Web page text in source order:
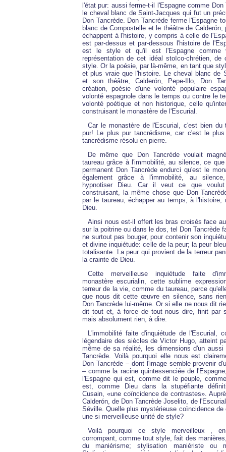
l'état pur: aussi ferme-t-il l'Espagne comme
le cheval blanc de Saint-Jacques qui fut un
Don Tancrède. Don Tancrède ferme l'Espagne
blanc de Compostelle et le théâtre de
échappent à l'histoire, y compris à celle de
est par-dessus et par-dessous l'histoire de
est le style et qu'il est l'Espagne comme
représentation de cet idéal stoïco-chrétien, de
style. Or la poésie, par là-même, en tant que
et plus vraie que l'histoire. Le cheval blanc de
et son théâtre, Calderón, Pepe-Illo, Don
création, poésie d'une volonté populaire
volonté espagnole dans le temps ou contre le
volonté poétique et non historique, celle
construisant le monastère de l'Escurial.
Car le monastère de l'Escurial, c'est bien du
pur! Le plus pur tancrédisme, car c'est le plus
tancrédisme résolu en pierre.
De même que Don Tancrède voulait
taureau grâce à l'immobilité, au silence, ce
permanent Don Tancrède endurci qu'est le
également grâce à l'immobilité, au
hypnotiser Dieu. Car il veut ce que
construisant, la même chose que Don
par le taureau, échapper au temps, à l'histoire,
Dieu.
Ainsi nous est-il offert les bras croisés face
sur la poitrine ou dans le dos, tel Don Tancrède
ne surtout pas bouger, pour contenir son
et divine inquiétude: celle de la peur; la peur
totalisante. La peur qui provient de la terreur
la crainte de Dieu.
Cette merveilleuse inquiétude faite
monastère escurialin, cette sublime
terreur de la vie, comme du taureau, parce
que nous dit cette œuvre en silence, sans
Don Tancrède lui-même. Or si elle ne nous dit
dit tout et, à force de tout nous dire, finit par
mais absolument rien, à dire.
L'immobilité faite d'inquiétude de l'Escurial,
légendaire des siècles de Victor Hugo, atteint
même de sa réalité, les dimensions d'un aussi
Tancrède. Voilà pourquoi elle nous est
Don Tancrède – dont l'image semble provenir
– comme la racine quintessenciée de
l'Espagne qui est, comme dit le peuple,
est, comme Dieu dans la stupéfiante
Cusain, «une coïncidence de contrastes».
Calderón, de Don Tancrède Joselito, de
Séville. Quelle plus mystérieuse coïncidence de
une si merveilleuse unité de style?
Voilà pourquoi ce style merveilleux , en
corrompant, comme tout style, fait des
du maniérisme; stylisation maniériste ou